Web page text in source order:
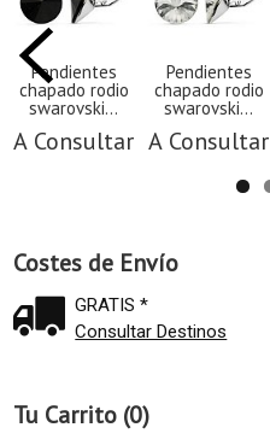
Costes de Envío
GRATIS *
Consultar Destinos
Tu Carrito (0)
Pendientes
chapado rodio
swarovski...
A Consultar
Pendientes
chapado rodio
swarovski...
A Consultar